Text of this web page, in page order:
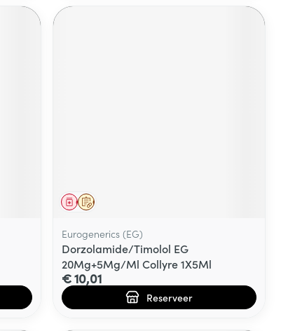
Op voorschrift
Geneesmiddel
Eurogenerics (EG)
Dorzolamide/Timolol EG
20Mg+5Mg/Ml Collyre 1X5Ml
€ 10,01
Reserveer